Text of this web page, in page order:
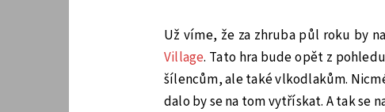
Už víme, že za zhruba půl roku by
Village. Tato hra bude opět z
šílencům, ale také vlkodlakům.
dalo by se na tom vytřískat. A tak se